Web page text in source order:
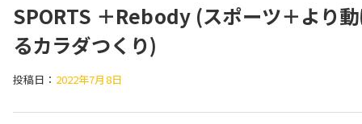
SPORTS ＋Rebody (スポーツ＋より
るカラダつくり)
投稿日： 2022年7月8日